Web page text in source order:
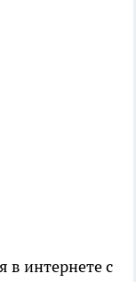
в интернете с